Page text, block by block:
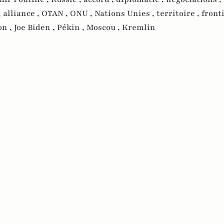
alliance , OTAN , ONU , Nations Unies , territoire ,
, Joe Biden , Pékin , Moscou , Kremlin